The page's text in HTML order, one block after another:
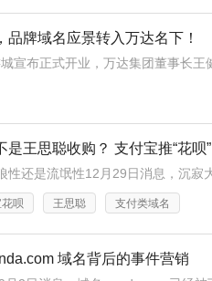
牌域名应景转入万达名下！
王思聪收购？ 支付宝推“花呗”
呗 王思聪 支付类域名
域名背后的事件营销